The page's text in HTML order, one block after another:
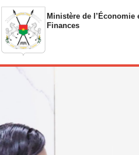
Aller au contenu principal
Ministère de l’Économie
Finances